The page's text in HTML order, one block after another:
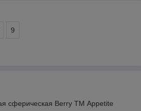
9
сферическая Berry ТМ Appetite